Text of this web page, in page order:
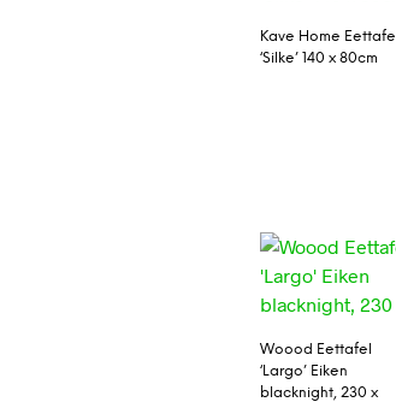
Kave Home Eettafel
‘Silke’ 140 x 80cm
Woood Eettafel
‘Largo’ Eiken
blacknight, 230 x